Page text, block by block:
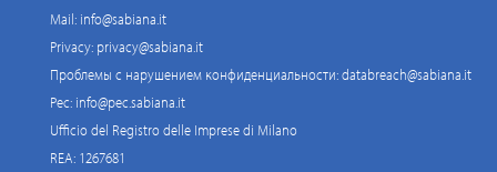
Mail: info@sabiana.it
Privacy: privacy@sabiana.it
Проблемы с нарушением конфиденциальности:databreach@sabiana.it
Pec: info@pec.sabiana.it
Ufficio del Registro delle Imprese di Milano
REA: 1267681